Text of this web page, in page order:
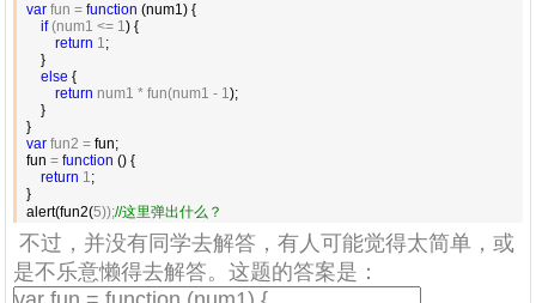
var fun = function (num1) {
if (num1 <= 1) {
return 1;
     }
else {
return num1 * fun(num1 - 1);
     }
}
var fun2 = fun;
fun = function () {
return 1;
}
alert(fun2(5));//这里弹出什么？
不过，并没有同学去解答，有人可能觉得太简单，或
是不乐意懒得去解答。这题的答案是：